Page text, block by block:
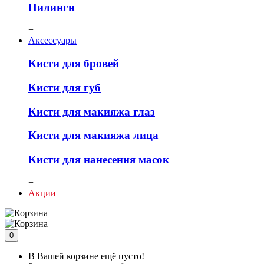
Пилинги
+
Аксессуары
Кисти для бровей
Кисти для губ
Кисти для макияжа глаз
Кисти для макияжа лица
Кисти для нанесения масок
+
Акции +
0
В Вашей корзине ещё пусто!